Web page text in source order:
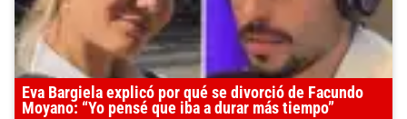
Eva Bargiela explicó por qué se divorció de Facundo
Moyano: “Yo pensé que iba a durar más tiempo”